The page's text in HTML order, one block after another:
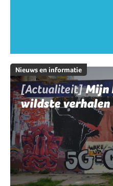
Nieuws en informatie
[Actualiteit]Mijn
wildste verhalen